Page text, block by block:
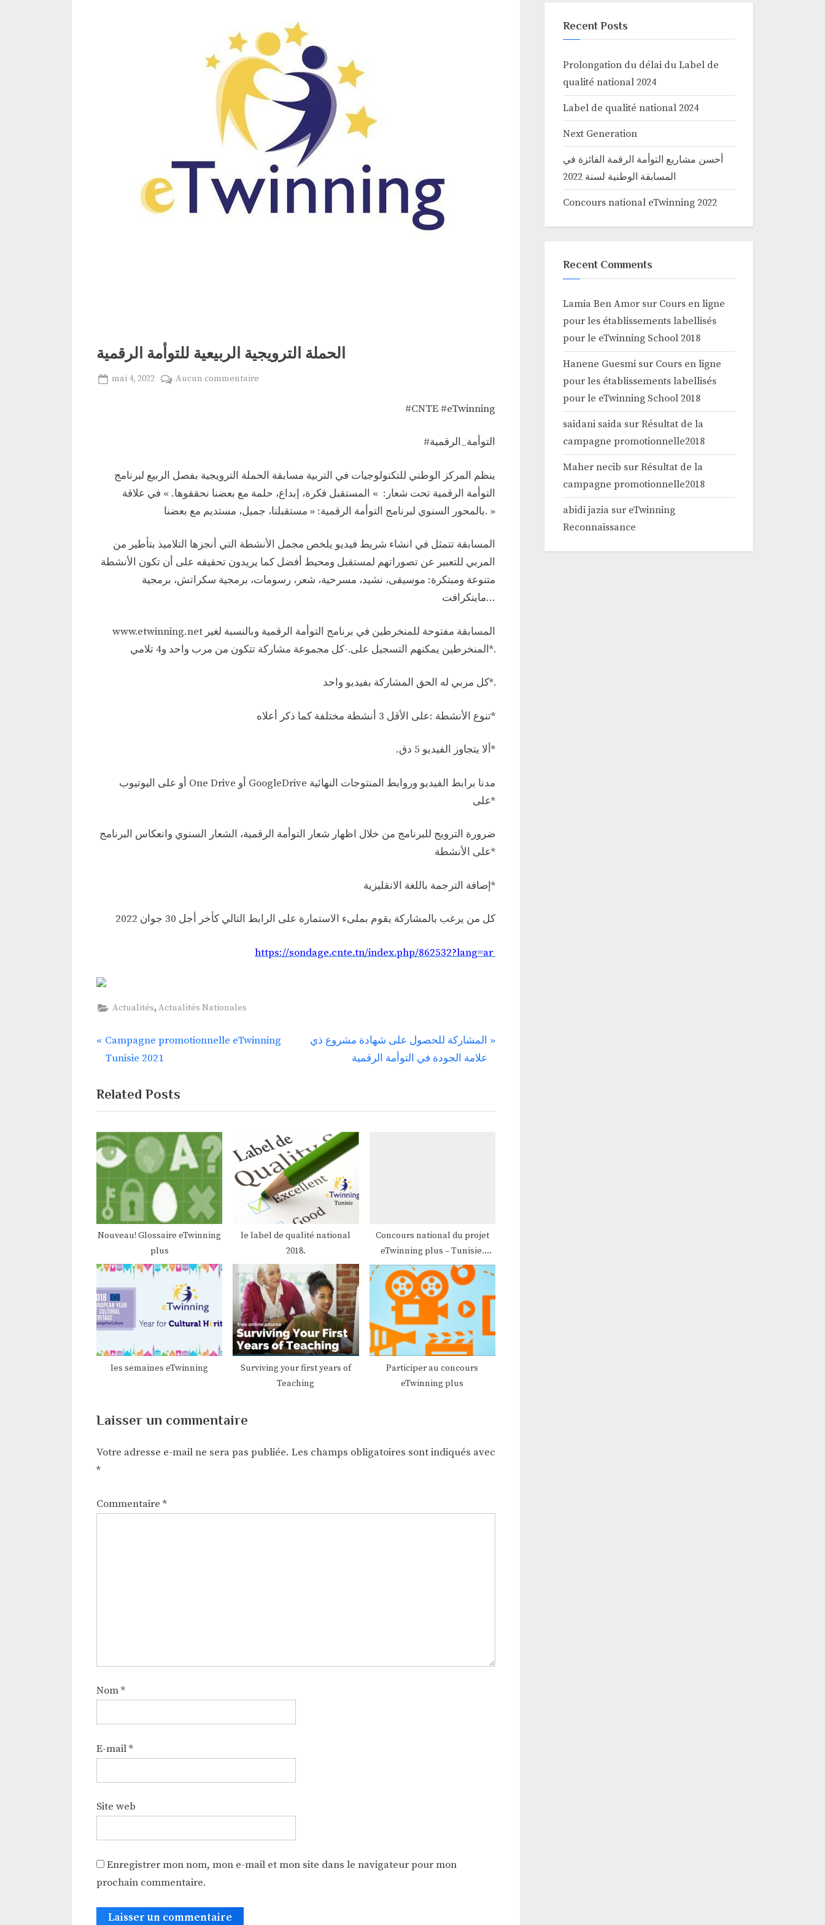
الحملة الترويجية الربيعية للتوأمة الرقمية
Posted
mai 4, 2022
Aucun commentaire
#CNTE #eTwinning
#التوأمة_الرقمية
ينظم المركز الوطني للتكنولوجيات في التربية مسابقة الحملة الترويجية بفصل الربيع لبرنامج
التوأمة الرقمية تحت شعار: » المستقبل فكرة، إبداع، حلمة مع بعضنا نحققوها. » في علاقة
بالمحور السنوي لبرنامج التوأمة الرقمية: « مستقبلنا، جميل، مستديم مع بعضنا. »
المسابقة تتمثل في انشاء شريط فيديو يلخص مجمل الأنشطة التي أنجزها التلاميذ بتأطير من
المربي للتعبير عن تصوراتهم لمستقبل ومحيط أفضل كما يريدون تحقيقه على أن تكون الأنشطة
متنوعة ومبتكرة: موسيقى، نشيد، مسرحية، شعر، رسومات، برمجية سكراتش، برمجية
ماينكرافت…
www.etwinning.net المسابقة مفتوحة للمنخرطين في برنامج التوأمة الرقمية وبالنسبة لغير
المنخرطين يمكنهم التسجيل على.-كل مجموعة مشاركة تتكون من مرب واحد و4 تلامي*.
كل مربي له الحق المشاركة بفيديو واحد*.
تنوع الأنشطة :على الأقل 3 أنشطة مختلفة كما ذكر أعلاه*
.ألا يتجاوز الفيديو 5 دق*
أو على اليوتيوب One Drive أو GoogleDrive مدنا برابط الفيديو وروابط المنتوجات النهائية
على*
على الأنشطة*
إصافة الترجمة باللغة الانقليزية*
كل من يرغب بالمشاركة يقوم بملىء الاستمارة على الرابط التالي كأخر أجل 30 جوان 2022
https://sondage.cnte.tn/index.php/862532?lang=ar
Actualités, Actualités Nationales
Navigation
l’article
P
r
v
i
o
u
s
o
s
t
Campagne promotionnelle eTwinning
Tunisie 2021
N
P
s
t
:
المشاركة للحصول على شهادة مشروع ذي
علامة الجودة في التوأمة الرقمية
Related Posts
Nouveau! Glossaire eTwinning
plus
le label de qualité national
2018.
Concours national du projet
eTwinning plus – Tunisie.
Edition 2017
les semaines eTwinning
Surviving your first years of
Teaching
Participer au concours
eTwinning plus
Laisser un commentaire
Votre adresse e-mail ne sera pas publiée. Les champs obligatoires sont indiqués avec
*
Commentaire*
Nom*
E-mail*
Site web
Enregistrer mon nom, mon e-mail et mon site dans le navigateur pour mon
prochain commentaire.
Recent Posts
Prolongation du délai du Label de
qualité national 2024
Label de qualité national 2024
Next Generation
أحسن مشاريع التوأمة الرقمة الفائزة في
المسابقة الوطنية لسنة 2022
Concours national eTwinning 2022
Recent Comments
Lamia Ben Amor sur Cours en ligne
pour les établissements labellisés
pour le eTwinning School 2018
Hanene Guesmi sur Cours en ligne
pour les établissements labellisés
pour le eTwinning School 2018
saidani saida sur Résultat de la
campagne promotionnelle2018
Maher necib sur Résultat de la
campagne promotionnelle2018
abidi jazia sur eTwinning
Reconnaissance